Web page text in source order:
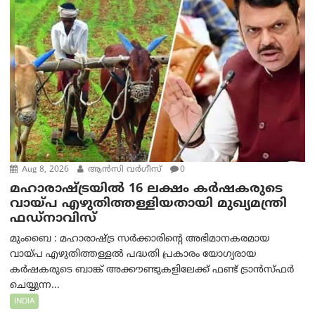
Aug 8, 2026 ആന്‍സി വര്‍ഗീസ് 0
മഹാരാഷ്ട്രയിൽ 16 ലക്ഷം കർഷകരുടെ
വായ്പ എഴുതിത്തള്ളിയതായി മുഖ്യമന്ത്രി
ഫഡ്‌നാവിസ്
മുംബൈ : മഹാരാഷ്ട്ര സർക്കാരിന്റെ അഭിമാനകരമായ
വായ്പ എഴുതിത്തള്ളൽ പദ്ധതി പ്രകാരം യോഗ്യരായ
കർഷകരുടെ ബാങ്ക് അക്കൗണ്ടുകളിലേക്ക് ഫണ്ട് ട്രാൻസ്ഫർ
ചെയ്യുന്ന...
INDIA